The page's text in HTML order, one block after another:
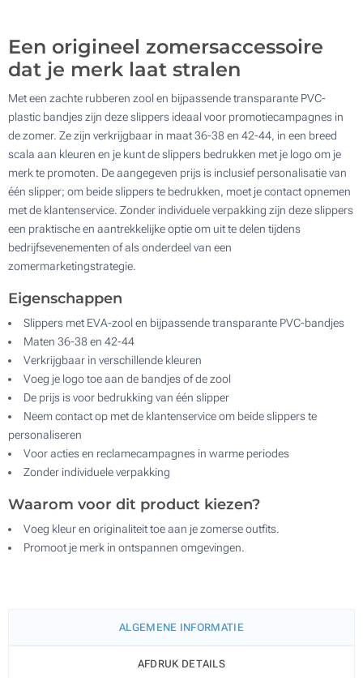
Een origineel zomersaccessoire
dat je merk laat stralen
Met een zachte rubberen zool en bijpassende transparante PVC-
plastic bandjes zijn deze slippers ideaal voor promotiecampagnes in
de zomer. Ze zijn verkrijgbaar in maat 36-38 en 42-44, in een breed
scala aan kleuren en je kunt de slippers bedrukken met je logo om je
merk te promoten. De aangegeven prijs is inclusief personalisatie van
één slipper; om beide slippers te bedrukken, moet je contact opnemen
met de klantenservice. Zonder individuele verpakking zijn deze slippers
een praktische en aantrekkelijke optie om uit te delen tijdens
bedrijfsevenementen of als onderdeel van een
zomermarketingstrategie.
Eigenschappen
Slippers met EVA-zool en bijpassende transparante PVC-bandjes
Maten 36-38 en 42-44
Verkrijgbaar in verschillende kleuren
Voeg je logo toe aan de bandjes of de zool
De prijs is voor bedrukking van één slipper
Neem contact op met de klantenservice om beide slippers te
personaliseren
Voor acties en reclamecampagnes in warme periodes
Zonder individuele verpakking
Waarom voor dit product kiezen?
Voeg kleur en originaliteit toe aan je zomerse outfits.
Promoot je merk in ontspannen omgevingen.
ALGEMENE INFORMATIE
AFDRUK DETAILS